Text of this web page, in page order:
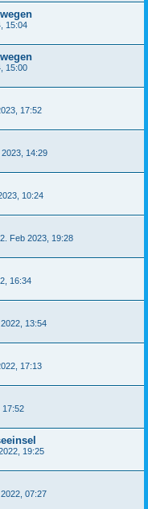
15:04
15:00
17:52
14:29
10:24
Feb 2023, 19:28
16:34
13:54
17:13
17:52
19:25
07:27